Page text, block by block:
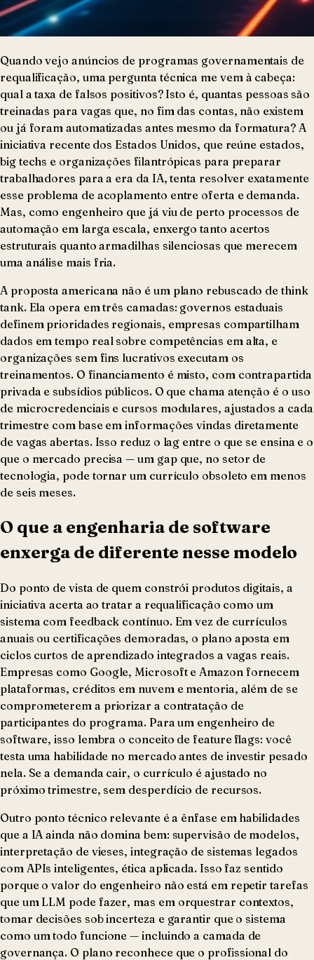
Quando vejo anúncios de programas governamentais de
requalificação, uma pergunta técnica me vem à cabeça:
qual a taxa de falsos positivos? Isto é, quantas pessoas são
treinadas para vagas que, no fim das contas, não existem
ou já foram automatizadas antes mesmo da formatura? A
iniciativa recente dos Estados Unidos, que reúne estados,
big techs e organizações filantrópicas para preparar
trabalhadores para a era da IA, tenta resolver exatamente
esse problema de acoplamento entre oferta e demanda.
Mas, como engenheiro que já viu de perto processos de
automação em larga escala, enxergo tanto acertos
estruturais quanto armadilhas silenciosas que merecem
uma análise mais fria.
A proposta americana não é um plano rebuscado de think
tank. Ela opera em três camadas: governos estaduais
definem prioridades regionais, empresas compartilham
dados em tempo real sobre competências em alta, e
organizações sem fins lucrativos executam os
treinamentos. O financiamento é misto, com contrapartida
privada e subsídios públicos. O que chama atenção é o uso
de microcredenciais e cursos modulares, ajustados a cada
trimestre com base em informações vindas diretamente
de vagas abertas. Isso reduz o lag entre o que se ensina e o
que o mercado precisa — um gap que, no setor de
tecnologia, pode tornar um currículo obsoleto em menos
de seis meses.
O que a engenharia de software
enxerga de diferente nesse modelo
Do ponto de vista de quem constrói produtos digitais, a
iniciativa acerta ao tratar a requalificação como um
sistema com feedback contínuo. Em vez de currículos
anuais ou certificações demoradas, o plano aposta em
ciclos curtos de aprendizado integrados a vagas reais.
Empresas como Google, Microsoft e Amazon fornecem
plataformas, créditos em nuvem e mentoria, além de se
comprometerem a priorizar a contratação de
participantes do programa. Para um engenheiro de
software, isso lembra o conceito de feature flags: você
testa uma habilidade no mercado antes de investir pesado
nela. Se a demanda cair, o currículo é ajustado no
próximo trimestre, sem desperdício de recursos.
Outro ponto técnico relevante é a ênfase em habilidades
que a IA ainda não domina bem: supervisão de modelos,
interpretação de vieses, integração de sistemas legados
com APIs inteligentes, ética aplicada. Isso faz sentido
porque o valor do engenheiro não está em repetir tarefas
que um LLM pode fazer, mas em orquestrar contextos,
tomar decisões sob incerteza e garantir que o sistema
como um todo funcione — incluindo a camada de
governança. O plano reconhece que o profissional do